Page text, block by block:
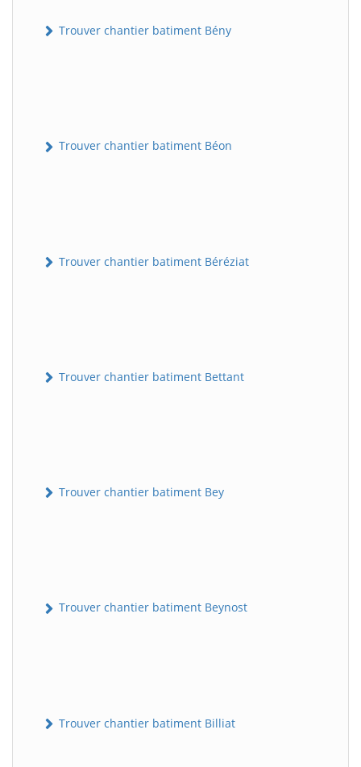
Trouver chantier batiment Bény
Trouver chantier batiment Béon
Trouver chantier batiment Béréziat
Trouver chantier batiment Bettant
Trouver chantier batiment Bey
Trouver chantier batiment Beynost
Trouver chantier batiment Billiat